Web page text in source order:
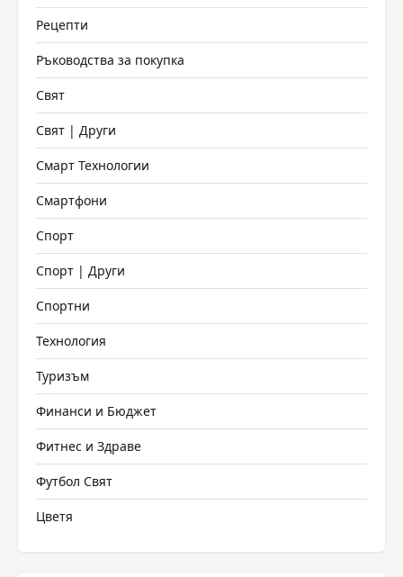
Рецепти
Ръководства за покупка
Свят
Свят | Други
Смарт Технологии
Смартфони
Спорт
Спорт | Други
Спортни
Технология
Туризъм
Финанси и Бюджет
Фитнес и Здраве
Футбол Свят
Цветя